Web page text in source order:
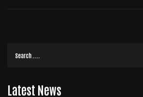
Latest News